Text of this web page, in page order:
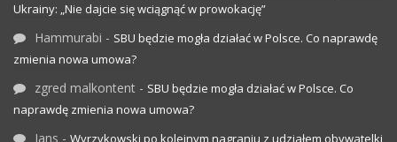
Ukrainy: „Nie dajcie się wciągnąć w prowokację”
Hammurabi - SBU będzie mogła działać w Polsce. Co naprawdę
zmienia nowa umowa?
zgred malkontent - SBU będzie mogła działać w Polsce. Co
naprawdę zmienia nowa umowa?
Jans - Wyrzykowski po kolejnym nagraniu z udziałem obywatelki